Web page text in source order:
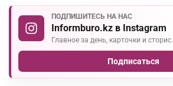
ПОДПИШИТЕСЬ НА НАС
Informburo.kz в Instagram
Главное за день, карточки и сторис.
Подписаться